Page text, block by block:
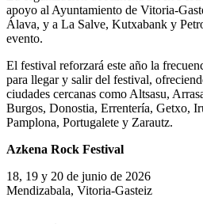
apoyo al Ayuntamiento de Vitoria-
Álava, y a La Salve, Kutxabank y
evento.
El festival reforzará este año la
para llegar y salir del festival,
ciudades cercanas como Altsasu,
Burgos, Donostia, Errentería, Getxo,
Pamplona, Portugalete y Zarautz.
Azkena Rock Festival
18, 19 y 20 de junio de 2026
Mendizabala, Vitoria-Gasteiz